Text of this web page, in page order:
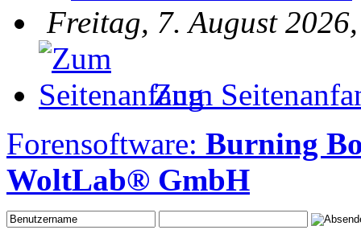
Freitag, 7. August
Zum
Forensoftware: Burning
WoltLab® GmbH